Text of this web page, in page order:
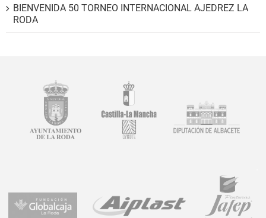
BIENVENIDA 50 TORNEO INTERNACIONAL AJEDREZ LA
RODA